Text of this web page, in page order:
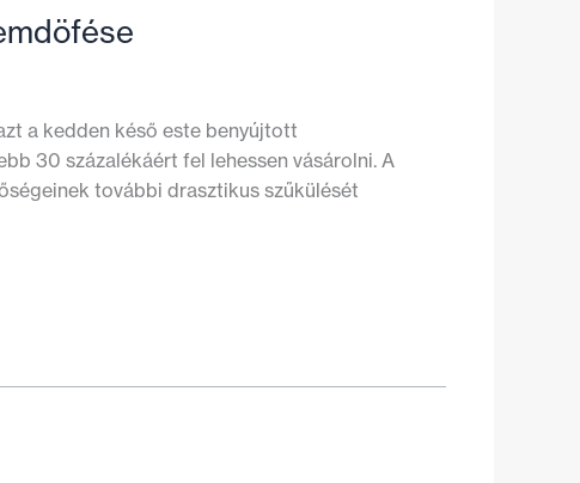
a kedden késő este benyújtott
30 százalékáért fel lehessen vásárolni. A
további drasztikus szűkülését